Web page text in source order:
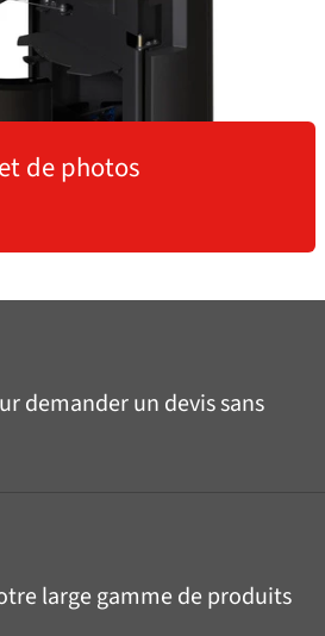
de photos
demander un devis sans
large gamme de produits